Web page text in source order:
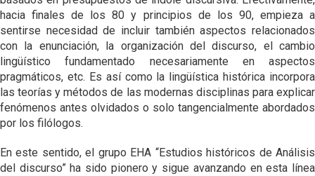
hacia finales de los 80 y principios de los 90, empieza a
sentirse necesidad de incluir también aspectos relacionados
con la enunciación, la organización del discurso, el cambio
lingüístico fundamentado necesariamente en aspectos
pragmáticos, etc. Es así como la lingüística histórica incorpora
las teorías y métodos de las modernas disciplinas para explicar
fenómenos antes olvidados o solo tangencialmente abordados
por los filólogos.
En este sentido, el grupo EHA “Estudios históricos de Análisis
del discurso” ha sido pionero y sigue avanzando en esta línea